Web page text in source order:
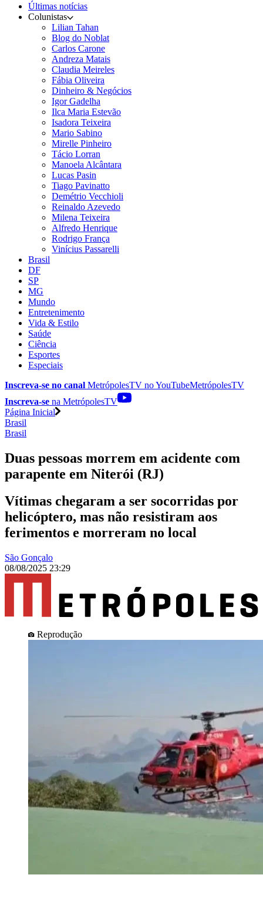
Últimas notícias
Colunistas
Lilian Tahan
Blog do Noblat
Carlos Carone
Andreza Matais
Claudia Meireles
Fábia Oliveira
Dinheiro & Negócios
Igor Gadelha
Ilca Maria Estevão
Isadora Teixeira
Mario Sabino
Mirelle Pinheiro
Tácio Lorran
Manoela Alcântara
Lucas Pasin
Tiago Pavinatto
Demétrio Vecchioli
Reinaldo Azevedo
Milena Teixeira
Alfredo Henrique
Rodrigo França
Vinícius Passarelli
Brasil
DF
SP
MG
Mundo
Entretenimento
Vida & Estilo
Saúde
Ciência
Esportes
Especiais
Inscreva-se no canal MetrópolesTV noYouTubeMetrópolesTV
Inscreva-se na MetrópolesTV
Página Inicial
Brasil
Brasil
Duas pessoas morrem em acidente com
parapente em Niterói (RJ)
Vítimas chegaram a ser socorridas por
helicóptero, mas não resistiram aos
ferimentos e morreram no local
São Gonçalo
08/08/2025 23:29
Reprodução